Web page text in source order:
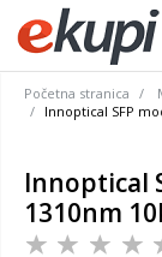
Početna stranica
Innoptical SFP
Innoptical
1310nm